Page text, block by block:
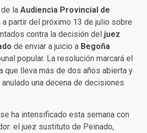
la Audiencia Provincial de
a partir del próximo 13 de julio sobre
contra la decisión del juez
de enviar a juicio a Begoña
popular. La resolución marcará el
que lleva más de dos años abierta y
una decena de decisiones
ha intensificado esta semana con
el juez sustituto de Peinado,